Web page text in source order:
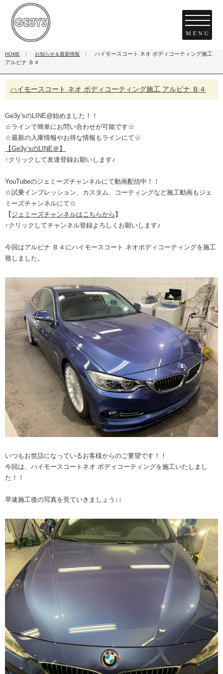
HOME 〉 お知らせ＆最新情報 〉
ハイモースコート ネオ ボディコーティング施工
アルピナ Ｂ４
ハイモースコート ネオ ボディコーティング施工 アルピナ Ｂ４
Ge3y’sのLINE@始めました！！
☆ラインで簡単にお問い合わせが可能です☆
☆最新の入庫情報やお得な情報もラインにて☆
【Ge3y’sのLINE＠】
↑クリックして友達登録お願いします♪
YouTubeのジェミーズチャンネルにて動画配信中！！
☆試乗インプレッション、カスタム、コーティングなど施工動画もジェ
ミーズチャンネルにて☆
【 ジェミーズチャンネルはこちらから 】
↑クリックしてチャンネル登録よろしくお願いします♪
今回はアルピナ Ｂ４にハイモースコート ネオボディコーティングを施工
致しました。
いつもお世話になっているお客様からのご要望です！！
今回は、ハイモースコートネオ ボディコーティングを施工いたしまし
た！！
早速施工後の写真を見ていきましょう↓↓